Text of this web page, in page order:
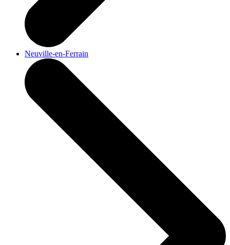
Neuville-en-Ferrain